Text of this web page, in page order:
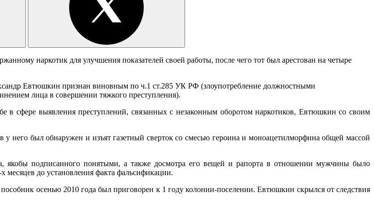
наркотик для улучшения показателей своей работы, после чего тот был арестован на четыре
Евтюшкин признан виновным по ч.1 ст.285 УК РФ (злоупотребление должностными
лица в совершении тяжкого преступления).
в сфере выявления преступлений, связанных с незаконным оборотом наркотиков, Евтюшкин со своим
у него был обнаружен и изъят газетный сверток со смесью героина и моноацетилморфина общей массой
якобы подписанного понятыми, а также досмотра его вещей и рапорта в отношении мужчины было
месяцев до установления факта фальсификации.
осенью 2010 года был приговорен к 1 году колонии-поселении. Евтюшкин скрылся от следствия